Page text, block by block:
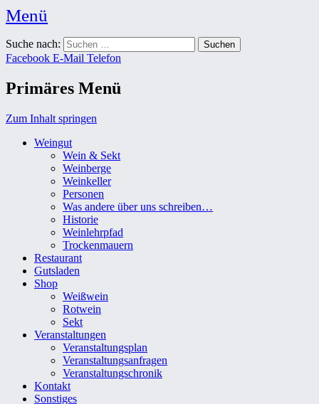
Menü
Weingut Karl Friedrich Aust
Das Weingut im Herzen der Radebeuler Oberlößnitz
Suche nach:
Facebook E-Mail Telefon
Primäres Menü
Zum Inhalt springen
Weingut
Wein & Sekt
Weinberge
Weinkeller
Personen
Was andere über uns schreiben…
Historie
Weinlehrpfad
Trockenmauern
Restaurant
Gutsladen
Shop
Weißwein
Rotwein
Sekt
Veranstaltungen
Veranstaltungsplan
Veranstaltungsanfragen
Veranstaltungschronik
Kontakt
Sonstiges